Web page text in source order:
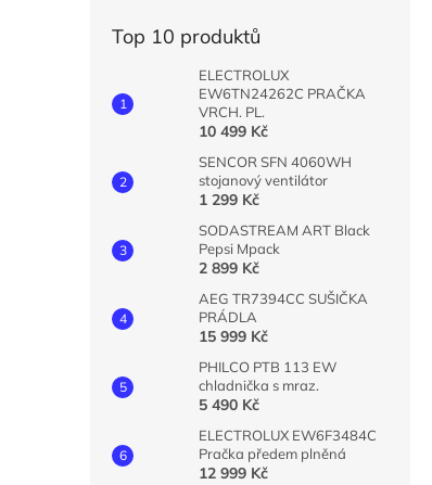
Top 10 produktů
ELECTROLUX
EW6TN24262C PRAČKA
VRCH. PL.
10 499 Kč
SENCOR SFN 4060WH
stojanový ventilátor
1 299 Kč
SODASTREAM ART Black
Pepsi Mpack
2 899 Kč
AEG TR7394CC SUŠIČKA
PRÁDLA
15 999 Kč
PHILCO PTB 113 EW
chladnička s mraz.
5 490 Kč
ELECTROLUX EW6F3484C
Pračka předem plněná
12 999 Kč